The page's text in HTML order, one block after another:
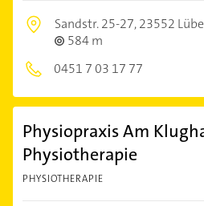
Sandstr. 25-27,23552
584 m
0451 7 03 17 77
Physiopraxis Am
Physiotherapie
PHYSIOTHERAPIE